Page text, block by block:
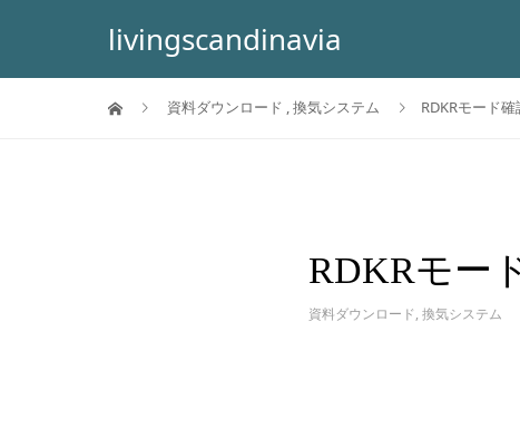
livingscandinavia
資料ダウンロード ,換気システム RDKRモード確
RDKRモー
資料ダウンロード, 換気システム